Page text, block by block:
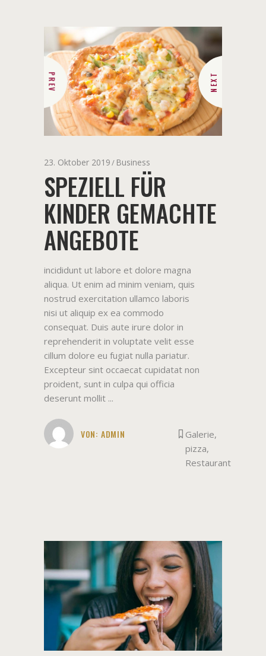
PREV NEXT
23. Oktober 2019 Business
SPEZIELL FÜR
KINDER GEMACHTE
ANGEBOTE
incididunt ut labore et dolore magna
aliqua. Ut enim ad minim veniam, quis
nostrud exercitation ullamco laboris
nisi ut aliquip ex ea commodo
consequat. Duis aute irure dolor in
reprehenderit in voluptate velit esse
cillum dolore eu fugiat nulla pariatur.
Excepteur sint occaecat cupidatat non
proident, sunt in culpa qui officia
deserunt mollit
VON: ADMIN Galerie,
pizza,
Restaurant